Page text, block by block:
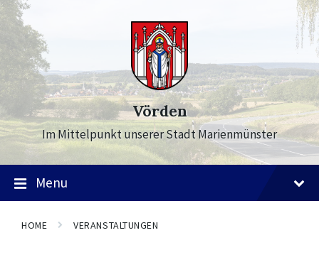
Skip
to
content
Skip
to
main
navigation
Skip
to
footer
Vörden
Im Mittelpunkt unserer Stadt Marienmünster
Menu
HOME VERANSTALTUNGEN